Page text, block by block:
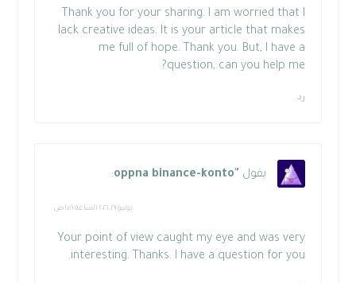
Thank you for your sharing. I am worried that I
lack creative ideas. It is your article that makes
me full of hope. Thank you. But, I have a
question, can you help me?
رد
يقول :
يونيو ٢٩, ٢٠٢٦ الساعة ١:٥٦ ص
Your point of view caught my eye and was very
interesting. Thanks. I have a question for you.